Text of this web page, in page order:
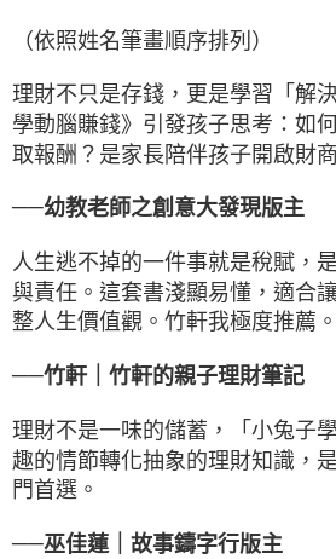
（依照姓名筆畫順序排列）
理財不只是存錢，更是學習「解
學動腦賺錢》引發孩子思考：如
取報酬？是家長陪伴孩子開啟財
──幼教老師之創意大發現版主
人生逃不掉的一件事就是稅賦，
與責任。這套書淺顯易懂，適合
整人生價值觀。竹軒我極度推薦。
──竹軒｜竹軒的親子理財筆記
理財不是一味的儲蓄，「小兔子
趣的情節轉化抽象的理財知識，
門首選。
──巫佳蓮｜故事鑄字行版主